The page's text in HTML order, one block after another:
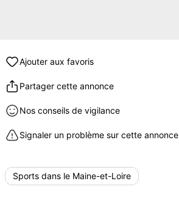
Ajouter aux favoris
Partager cette annonce
Nos conseils de vigilance
Signaler un problème sur cette annonce
Sports dans le Maine-et-Loire